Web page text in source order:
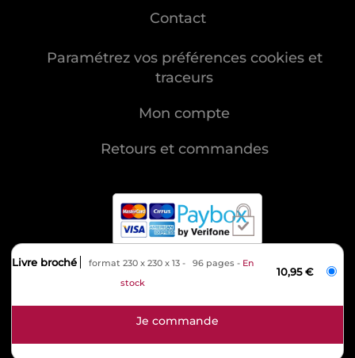
Livre broché format 230 x 230 x 13 96 pages
En
stock
10,95 €
Contact
Paramétrez vos préférences cookies et
traceurs
Mon compte
Retours et commandes
MENTIONS LÉGALES
CONDITIONS GÉNÉRALES DE VENTE